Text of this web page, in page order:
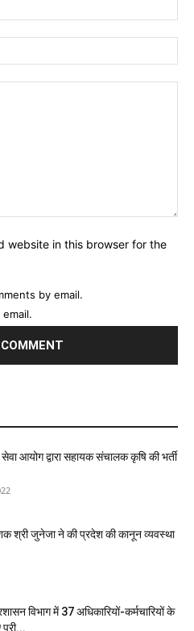
website in this browser for the
by email.
आयोग द्वारा सहायक संचालक कृषि की भर्ती
श्री जुनेजा ने की प्रदेश की कानून व्यवस्था
विभाग में 37 अधिकारियों-कर्मचारियों के